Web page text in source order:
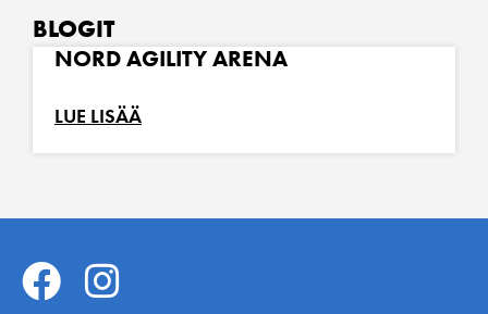
BLOGIT
NORD AGILITY ARENA
LUE LISÄÄ